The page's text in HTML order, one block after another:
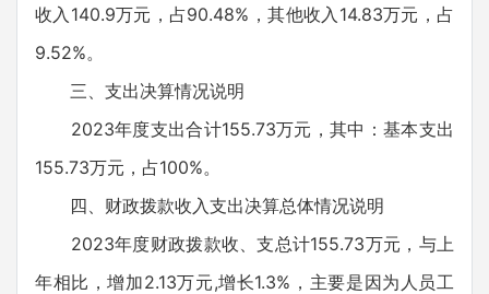
收入140.9万元，占90.48%，其他收入14.83万元，占
9.52%。
三、支出决算情况说明
2023年度支出合计155.73万元，其中：基本支出
155.73万元，占100%。
四、财政拨款收入支出决算总体情况说明
2023年度财政拨款收、支总计155.73万元，与上
年相比，增加2.13万元,增长1.3%，主要是因为人员工